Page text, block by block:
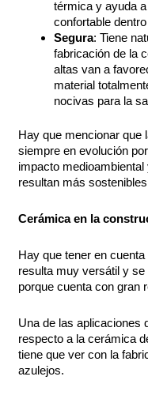
térmica y ayuda
confortable
Segura: Tiene
fabricación de la
altas van a
material
nocivas para la
Hay que mencionar que
siempre en evolución
impacto
resultan más
Cerámica en la
Hay que tener en
resulta muy versátil y
porque cuenta con gran
Una de las aplicaciones
respecto a la cerámica
tiene que ver con la
azulejos.